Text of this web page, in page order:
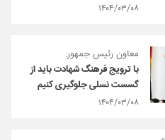
۱۴۰۴/۰۳/۰۸
معاون رئیس جمهور:
با ترویج فرهنگ شهادت باید از
گسست نسلی جلوگیری کنیم
۱۴۰۴/۰۳/۰۸